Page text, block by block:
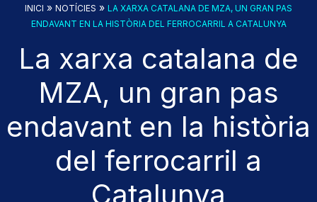
INICI » NOTÍCIES » LA XARXA CATALANA DE MZA, UN GRAN PAS
ENDAVANT EN LA HISTÒRIA DEL FERROCARRIL A CATALUNYA
La xarxa catalana de
MZA, un gran pas
endavant en la història
del ferrocarril a
Catalunya